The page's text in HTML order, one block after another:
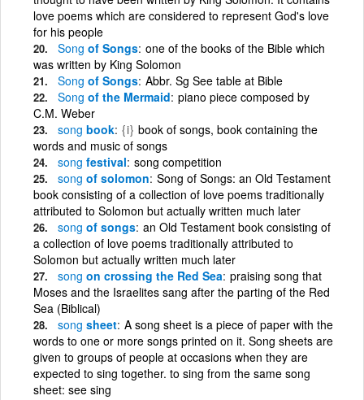
love poems which are considered to represent God's love
for his people
Song of Songs one of the books of the Bible which
was written by King Solomon
Song of Songs Abbr. Sg See table at Bible
Song of the Mermaid piano piece composed by
C.M. Weber
song book {i} book of songs, book containing the
words and music of songs
song festival song competition
song of solomon Song of Songs: an Old Testament
book consisting of a collection of love poems traditionally
attributed to Solomon but actually written much later
song of songs an Old Testament book consisting of
a collection of love poems traditionally attributed to
Solomon but actually written much later
song on crossing the Red Sea praising song that
Moses and the Israelites sang after the parting of the Red
Sea (Biblical)
song sheet A song sheet is a piece of paper with the
words to one or more songs printed on it. Song sheets are
given to groups of people at occasions when they are
expected to sing together. to sing from the same song
sheet: see sing